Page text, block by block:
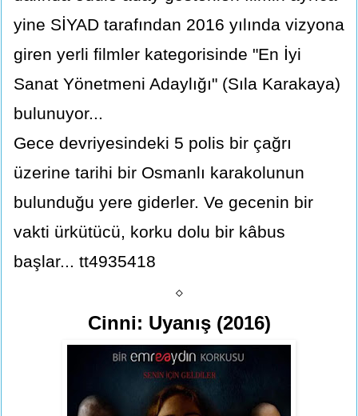
yine SİYAD tarafından 2016 yılında vizyona
giren yerli filmler kategorisinde "En İyi
Sanat Yönetmeni Adaylığı" (Sıla Karakaya)
bulunuyor...
Gece devriyesindeki 5 polis bir çağrı
üzerine tarihi bir Osmanlı karakolunun
bulunduğu yere giderler. Ve gecenin bir
vakti ürkütücü, korku dolu bir kâbus
başlar... tt4935418
⬦
Cinni: Uyanış (2016)